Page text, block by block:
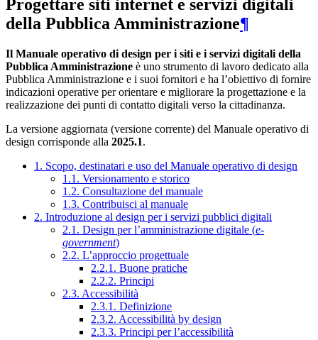
Progettare siti internet e servizi digitali
della Pubblica Amministrazione¶
Il Manuale operativo di design per i siti e i servizi digitali della
Pubblica Amministrazione è uno strumento di lavoro dedicato alla
Pubblica Amministrazione e i suoi fornitori e ha l’obiettivo di fornire
indicazioni operative per orientare e migliorare la progettazione e la
realizzazione dei punti di contatto digitali verso la cittadinanza.
La versione aggiornata (versione corrente) del Manuale operativo di
design corrisponde alla 2025.1.
1. Scopo, destinatari e uso del Manuale operativo di design
1.1. Versionamento e storico
1.2. Consultazione del manuale
1.3. Contribuisci al manuale
2. Introduzione al design per i servizi pubblici digitali
2.1. Design per l’amministrazione digitale (e-
government)
2.2. L’approccio progettuale
2.2.1. Buone pratiche
2.2.2. Principi
2.3. Accessibilità
2.3.1. Definizione
2.3.2. Accessibilità by design
2.3.3. Principi per l’accessibilità